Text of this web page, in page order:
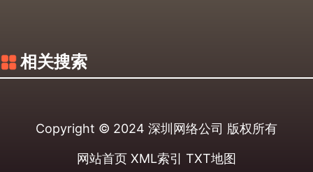
相关搜索
Copyright © 2024 深圳网络公司 版权所有
网站首页 XML索引 TXT地图